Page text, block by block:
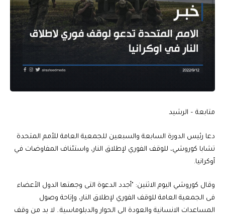
متابعة – الرشيد
دعا رئيس الدورة السابعة والسبعين للجمعية العامة للأمم المتحدة
تشابا كوروشي، للوقف الفوري لإطلاق النار، واستئناف المفاوضات في
أوكرانيا.
وقال كوروشي اليوم الاثنين: "أجدد الدعوة التى وجهتها الدول الأعضاء
فى الجمعية العامة للوقف الفوري لإطلاق النار، وإتاحة وصول
المساعدات الانسانية والعودة الى الحوار والدبلوماسية.. لا بد من وقف